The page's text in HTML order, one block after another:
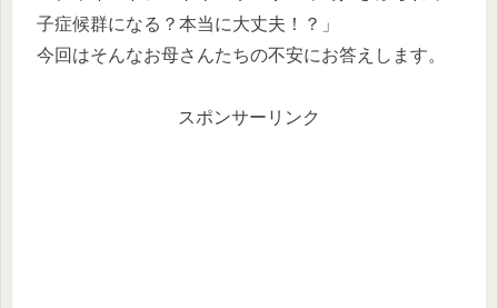
子症候群になる？本当に大丈夫！？」
今回はそんなお母さんたちの不安にお答えします。
スポンサーリンク